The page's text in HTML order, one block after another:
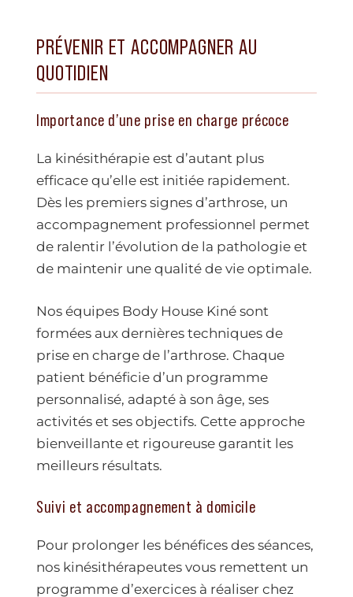
PRÉVENIR ET ACCOMPAGNER AU
QUOTIDIEN
Importance d’une prise en charge précoce
La kinésithérapie est d’autant plus
efficace qu’elle est initiée rapidement.
Dès les premiers signes d’arthrose, un
accompagnement professionnel permet
de ralentir l’évolution de la pathologie et
de maintenir une qualité de vie optimale.
Nos équipes Body House Kiné sont
formées aux dernières techniques de
prise en charge de l’arthrose. Chaque
patient bénéficie d’un programme
personnalisé, adapté à son âge, ses
activités et ses objectifs. Cette approche
bienveillante et rigoureuse garantit les
meilleurs résultats.
Suivi et accompagnement à domicile
Pour prolonger les bénéfices des séances,
nos kinésithérapeutes vous remettent un
programme d’exercices à réaliser chez